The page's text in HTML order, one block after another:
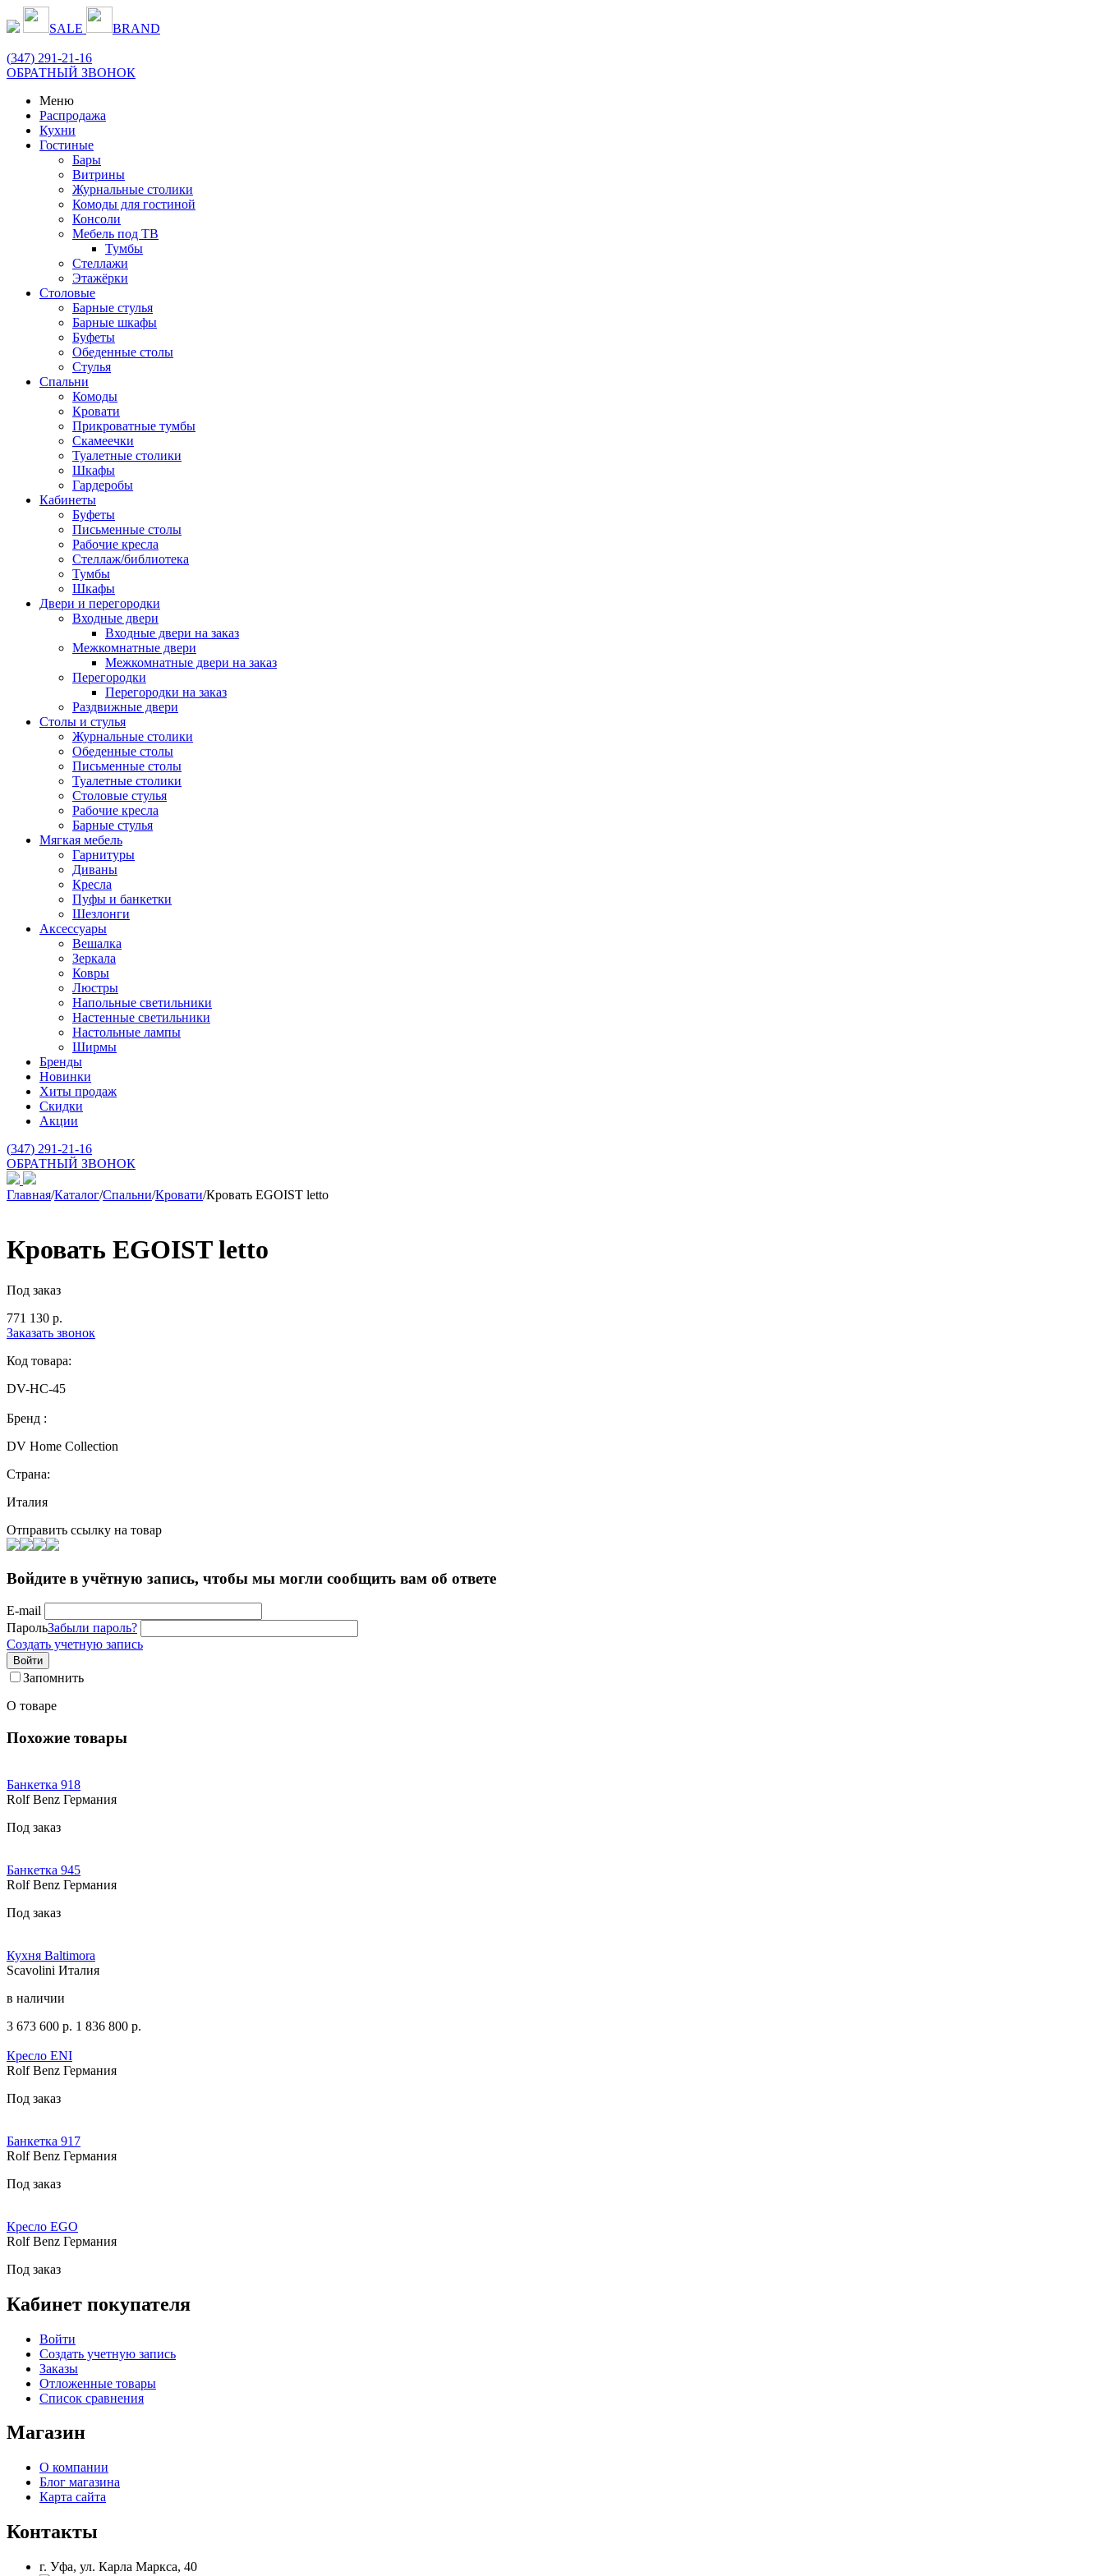
SALE BRAND
(347) 291-21-16
ОБРАТНЫЙ ЗВОНОК
Меню
Распродажа
Кухни
Гостиные
Бары
Витрины
Журнальные столики
Комоды для гостиной
Консоли
Мебель под ТВ
Тумбы
Стеллажи
Этажёрки
Столовые
Барные стулья
Барные шкафы
Буфеты
Обеденные столы
Стулья
Спальни
Комоды
Кровати
Прикроватные тумбы
Скамеечки
Туалетные столики
Шкафы
Гардеробы
Кабинеты
Буфеты
Письменные столы
Рабочие кресла
Стеллаж/библиотека
Тумбы
Шкафы
Двери и перегородки
Входные двери
Входные двери на заказ
Межкомнатные двери
Межкомнатные двери на заказ
Перегородки
Перегородки на заказ
Раздвижные двери
Столы и стулья
Журнальные столики
Обеденные столы
Письменные столы
Туалетные столики
Столовые стулья
Рабочие кресла
Барные стулья
Мягкая мебель
Гарнитуры
Диваны
Кресла
Пуфы и банкетки
Шезлонги
Аксессуары
Вешалка
Зеркала
Ковры
Люстры
Напольные светильники
Настенные светильники
Настольные лампы
Ширмы
Бренды
Новинки
Хиты продаж
Скидки
Акции
(347) 291-21-16
ОБРАТНЫЙ ЗВОНОК
Главная/Каталог/Спальни/Кровати/Кровать EGOIST letto
Кровать EGOIST letto
Под заказ
771 130 р.
Заказать звонок
Код товара:
DV-HC-45
Бренд :
DV Home Collection
Страна:
Италия
Отправить ссылку на товар
Войдите в учётную запись, чтобы мы могли сообщить вам об ответе
E-mail
ПарольЗабыли пароль?
Создать учетную запись
Войти
Запомнить
О товаре
Похожие товары
Банкетка 918
Rolf Benz Германия
Под заказ
Банкетка 945
Rolf Benz Германия
Под заказ
Кухня Baltimora
Scavolini Италия
в наличии
3 673 600 р. 1 836 800 р.
Кресло ENI
Rolf Benz Германия
Под заказ
Банкетка 917
Rolf Benz Германия
Под заказ
Кресло EGO
Rolf Benz Германия
Под заказ
Кабинет покупателя
Войти
Создать учетную запись
Заказы
Отложенные товары
Список сравнения
Магазин
О компании
Блог магазина
Карта сайта
Контакты
г. Уфа, ул. Карла Маркса, 40